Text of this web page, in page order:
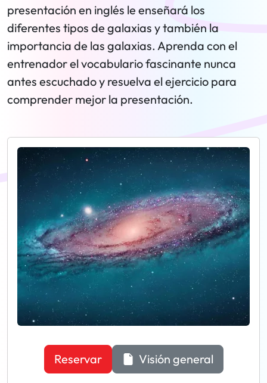
presentación en inglés le enseñará los
diferentes tipos de galaxias y también la
importancia de las galaxias. Aprenda con el
entrenador el vocabulario fascinante nunca
antes escuchado y resuelva el ejercicio para
comprender mejor la presentación.
Reservar Visión general